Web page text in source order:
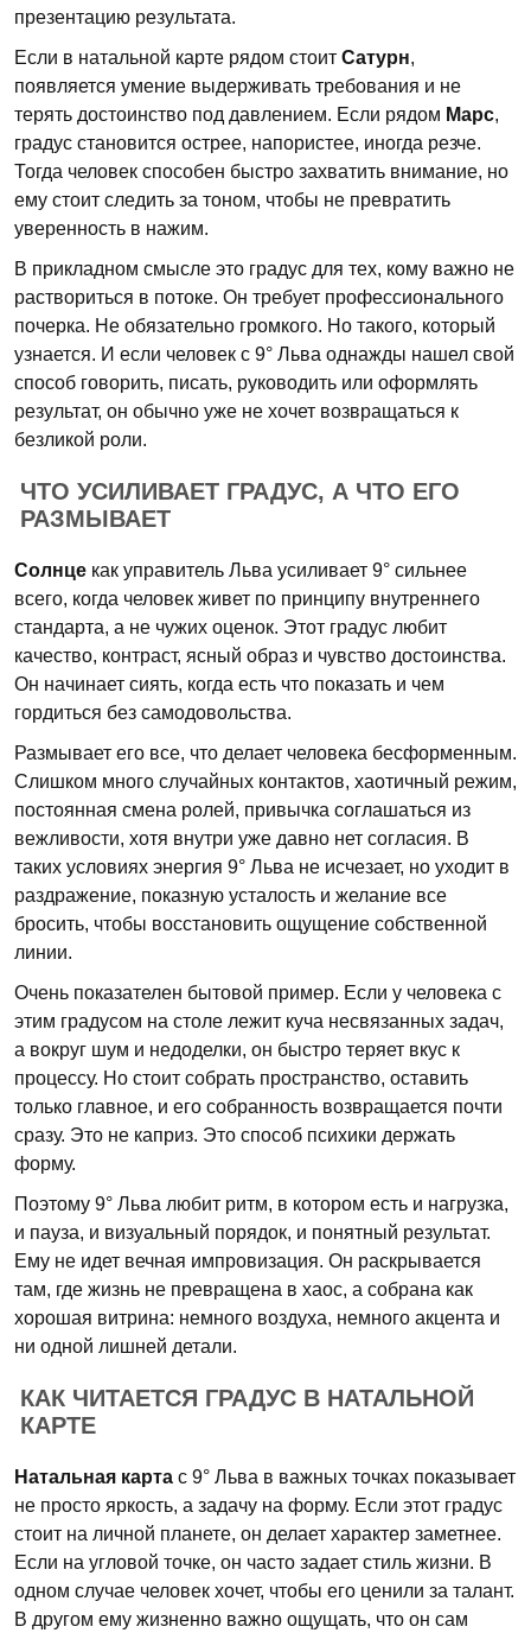
презентацию результата.
Если в натальной карте рядом стоит Сатурн,
появляется умение выдерживать требования и не
терять достоинство под давлением. Если рядом Марс,
градус становится острее, напористее, иногда резче.
Тогда человек способен быстро захватить внимание, но
ему стоит следить за тоном, чтобы не превратить
уверенность в нажим.
В прикладном смысле это градус для тех, кому важно не
раствориться в потоке. Он требует профессионального
почерка. Не обязательно громкого. Но такого, который
узнается. И если человек с 9° Льва однажды нашел свой
способ говорить, писать, руководить или оформлять
результат, он обычно уже не хочет возвращаться к
безликой роли.
ЧТО УСИЛИВАЕТ ГРАДУС, А ЧТО ЕГО
РАЗМЫВАЕТ
Солнце как управитель Льва усиливает 9° сильнее
всего, когда человек живет по принципу внутреннего
стандарта, а не чужих оценок. Этот градус любит
качество, контраст, ясный образ и чувство достоинства.
Он начинает сиять, когда есть что показать и чем
гордиться без самодовольства.
Размывает его все, что делает человека бесформенным.
Слишком много случайных контактов, хаотичный режим,
постоянная смена ролей, привычка соглашаться из
вежливости, хотя внутри уже давно нет согласия. В
таких условиях энергия 9° Льва не исчезает, но уходит в
раздражение, показную усталость и желание все
бросить, чтобы восстановить ощущение собственной
линии.
Очень показателен бытовой пример. Если у человека с
этим градусом на столе лежит куча несвязанных задач,
а вокруг шум и недоделки, он быстро теряет вкус к
процессу. Но стоит собрать пространство, оставить
только главное, и его собранность возвращается почти
сразу. Это не каприз. Это способ психики держать
форму.
Поэтому 9° Льва любит ритм, в котором есть и нагрузка,
и пауза, и визуальный порядок, и понятный результат.
Ему не идет вечная импровизация. Он раскрывается
там, где жизнь не превращена в хаос, а собрана как
хорошая витрина: немного воздуха, немного акцента и
ни одной лишней детали.
КАК ЧИТАЕТСЯ ГРАДУС В НАТАЛЬНОЙ
КАРТЕ
Натальная карта с 9° Льва в важных точках показывает
не просто яркость, а задачу на форму. Если этот градус
стоит на личной планете, он делает характер заметнее.
Если на угловой точке, он часто задает стиль жизни. В
одном случае человек хочет, чтобы его ценили за талант.
В другом ему жизненно важно ощущать, что он сам